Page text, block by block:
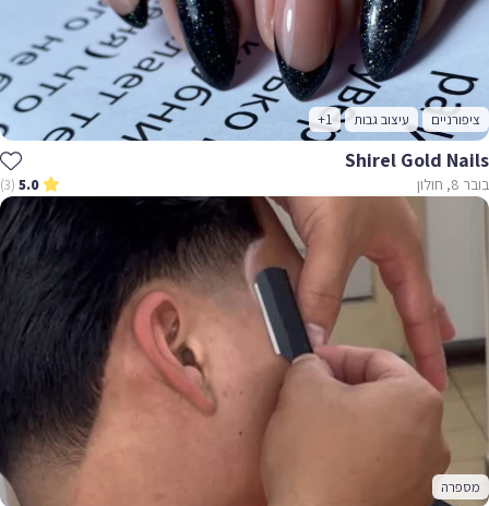
ציפורניים עיצוב גבות +1
Shirel Gold Nails
בובר 8, חולון 5.0
(3)
מספרה